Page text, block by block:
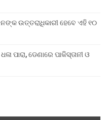
ଉତ୍ତରାଧିକାରୀ ହେବେ ଏହି ୧୦
ପାରା, ଡେଣାରେ ପାକିସ୍ତାନୀ ଓ